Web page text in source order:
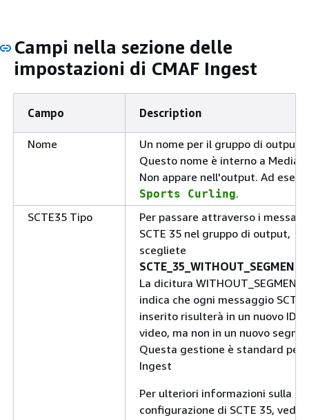
Campi nella sezione delle
impostazioni di CMAF Ingest
Campo Description
Nome
Un nome per il gruppo di output.
Questo nome è interno a
Non appare nell'output. Ad
Sports Curling.
SCTE35 Tipo
Per passare attraverso i
SCTE 35 nel gruppo di output,
scegliete
La dicitura
indica che ogni messaggio SCTE
inserito risulterà in un nuovo IDR
video, ma non in un nuovo
Questa gestione è standard per
Ingest
Per ulteriori informazioni sulla
configurazione di SCTE 35,